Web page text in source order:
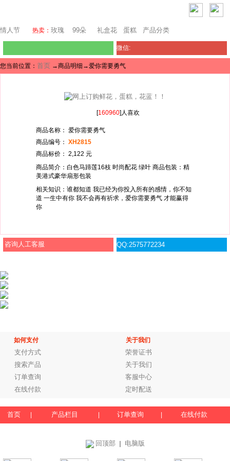
情人节 热卖： 玫瑰 99朵 礼盒花 蛋糕 产品分类
微信:
您当前位置： 首页 →商品明细→爱你需要勇气
[160960]人喜欢
商品名称： 爱你需要勇气
商品编号： XH2815
商品标价： 2,122 元
商品简介：白色马蹄莲16枝 时尚配花 绿叶 商品包装：精
美港式豪华扇形包装
相关知识：谁都知道 我已经为你投入所有的感情，你不知
道 一生中有你 我不会再有祈求，爱你需要勇气 才能赢得
你
咨询人工客服 QQ:2575772234
如何支付 关于我们
支付方式
荣誉证书
搜索产品
关于我们
订单查询
客服中心
在线付款
定时配送
首页 产品栏目 订单查询 在线付款
回顶部 电脑版